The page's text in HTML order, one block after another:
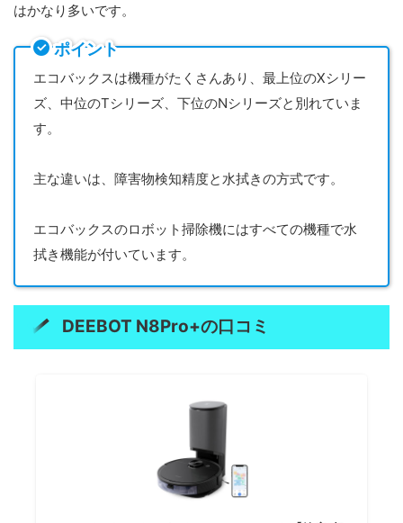
はかなり多いです。
ポイント
エコバックスは機種がたくさんあり、最上位のXシリー
ズ、中位のTシリーズ、下位のNシリーズと別れていま
す。
主な違いは、障害物検知精度と水拭きの方式です。
エコバックスのロボット掃除機にはすべての機種で水
拭き機能が付いています。
DEEBOT N8Pro+の口コミ